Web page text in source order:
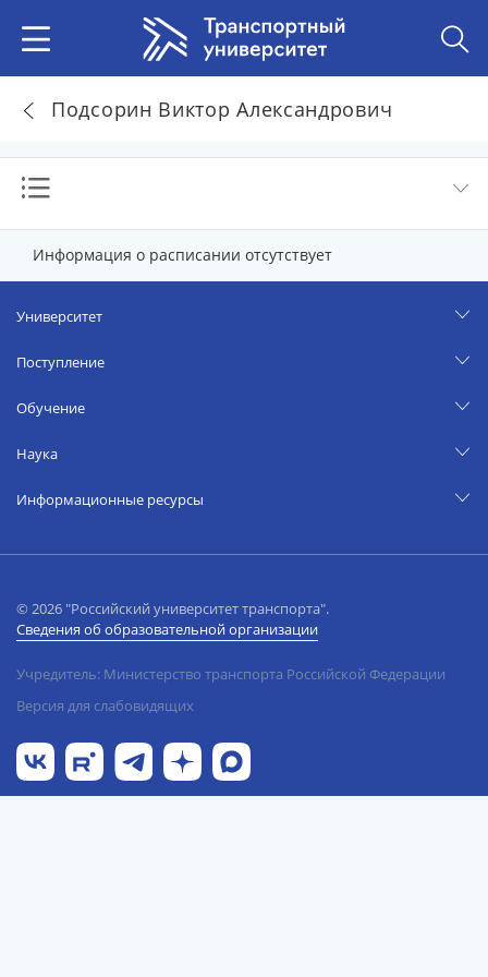
Подсорин Виктор Александрович
Информация о расписании отсутствует
Университет
Поступление
Обучение
Наука
Информационные ресурсы
© 2026 "Российский университет транспорта".
Сведения об образовательной организации
Учредитель: Министерство транспорта Российской Федерации
Версия для слабовидящих